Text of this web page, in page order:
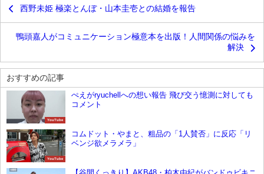
西野未姫 極楽とんぼ・山本圭壱との結婚を報告
鴨頭嘉人がコミュニケーション極意本を出版！人間関係の悩みを
解決
おすすめの記事
YouTube
ぺえがryuchellへの想い報告 飛び交う憶測に対しても
コメント
YouTube
コムドット・やまと、粗品の「1人賛否」に反応「リ
ベンジ欲メラメラ」